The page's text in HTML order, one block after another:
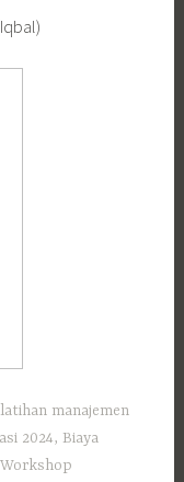
manajemen
2024, Biaya